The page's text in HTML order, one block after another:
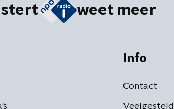
weet meer
Info
Contact